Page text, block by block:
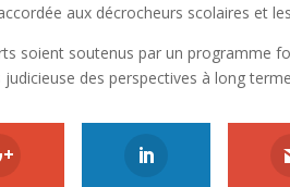
aux décrocheurs scolaires et
soient soutenus par un programme
des perspectives à long